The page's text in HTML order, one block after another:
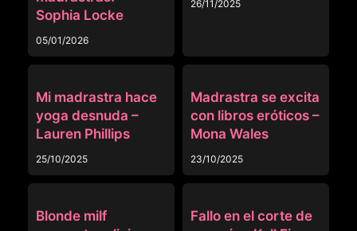
Sophia Locke
05/01/2026
26/11/2025
Mi madrastra hace
yoga desnuda –
Lauren Phillips
25/10/2025
Madrastra se excita
con libros eróticos –
Mona Wales
23/10/2025
Blonde milf
Fallo en el corte de